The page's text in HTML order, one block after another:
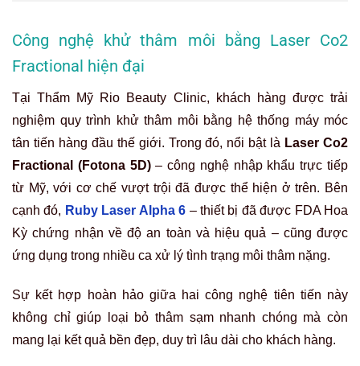
Công nghệ khử thâm môi bằng Laser Co2
Fractional hiện đại
Tại Thẩm Mỹ Rio Beauty Clinic, khách hàng được trải
nghiệm quy trình khử thâm môi bằng hệ thống máy móc
tân tiến hàng đầu thế giới. Trong đó, nổi bật là Laser Co2
Fractional (Fotona 5D)– công nghệ nhập khẩu trực tiếp
từ Mỹ, với cơ chế vượt trội đã được thể hiện ở trên. Bên
cạnh đó, Ruby Laser Alpha 6 – thiết bị đã được FDA Hoa
Kỳ chứng nhận về độ an toàn và hiệu quả – cũng được
ứng dụng trong nhiều ca xử lý tình trạng môi thâm nặng.
Sự kết hợp hoàn hảo giữa hai công nghệ tiên tiến này
không chỉ giúp loại bỏ thâm sạm nhanh chóng mà còn
mang lại kết quả bền đẹp, duy trì lâu dài cho khách hàng.